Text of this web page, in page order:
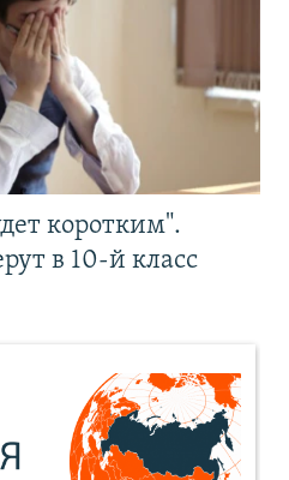
коротким".
в 10-й класс